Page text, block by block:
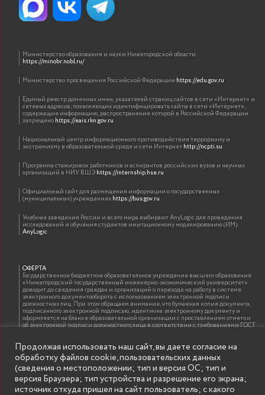
Министерство образования и науки Нижегородской области
https://minobr.nobl.ru/
Министерство просвещения Российской Федерации https://edu.gov.ru
Единый реестр доменных имен, указателей страниц сайтов в сети «Интернет» и
сетевых адресов, позволяющих идентифицировать сайты в сети «Интернет»,
содержащие информацию, распространение которой в Российской Федерации
запрещеноhttps://eais.rkn.gov.ru
Национальный центр информационного противодействия терроризму и
экстремизму в образовательной среде и сети Интернетhttp://ncpti.su
Программа стажировок работников и аспирантов российских вузов и научных
организаций в НИУ ВШЭhttps://internship.hse.ru
Официальный сайт для размещения информации о государственных
(муниципальных) учрежденияхhttps://bus.gov.ru
Учебные заведения России и всего мира выбирают AnyLogic для проведения
исследований и обучения студентов имитационному моделированию (ИМ).
AnyLogic
ОФЕРТА
Государственное бюджетное образовательное учреждение высшего образования
«Нижегородский государственный инженерно-экономический университет»
доводит до сведения граждан и организаций о переходе на работу в системе
электронного документооборота с использованием электронной подписи
должностных лиц. При этом обращаем внимание, что бумажная копия документа,
подписанного электронной подписью, идентична электронному документу и
оформляется на бланке образовательной организации с проставлением отметки
об электронной подписи должностного лица в соответствии с требованиями ГОСТ
ИНФОРМАЦИЯ ДЛЯ ПРАВООБЛАДАТЕЛЕЙ
Все права на аудио и видео материалы, представленные на нашем сайте
принадлежат их законным владельцам и предназначены только для ознакомления.
Продолжая использовать наш сайт, вы даете согласие на
обработку файлов cookie, пользовательских данных
(сведения о местоположении; тип и версия ОС; тип и
версия Браузера; тип устройства и разрешение его экрана;
источник откуда пришел на сайт пользователь; с какого